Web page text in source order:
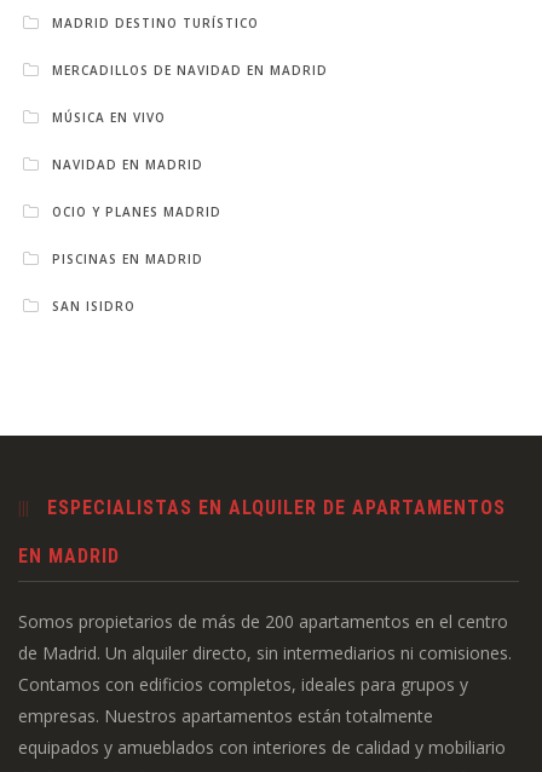
MADRID DESTINO TURÍSTICO
MERCADILLOS DE NAVIDAD EN MADRID
MÚSICA EN VIVO
NAVIDAD EN MADRID
OCIO Y PLANES MADRID
PISCINAS EN MADRID
SAN ISIDRO
ESPECIALISTAS EN ALQUILER DE APARTAMENTOS
EN MADRID
Somos propietarios de más de 200 apartamentos en el centro
de Madrid. Un alquiler directo, sin intermediarios ni comisiones.
Contamos con edificios completos, ideales para grupos y
empresas. Nuestros apartamentos están totalmente
equipados y amueblados con interiores de calidad y mobiliario